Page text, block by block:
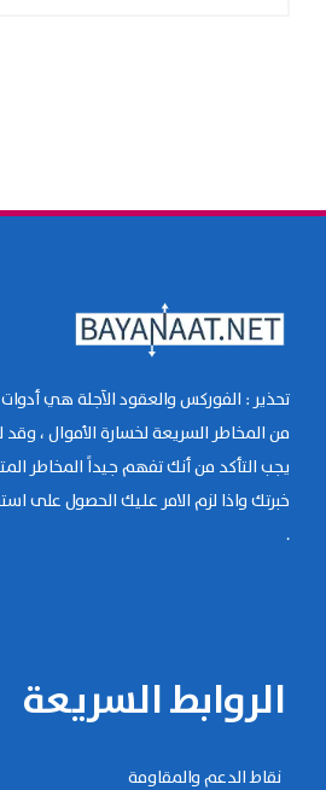
تحذير : الفوركس والعقود الآجلة هي
من المخاطر السريعة لخسارة الأموال ،
يجب التأكد من أنك تفهم جيداً المخاطر
خبرتك واذا لزم الامر عليك الحصول على
.
الروابط السريعة
نقاط الدعم والمقاومة